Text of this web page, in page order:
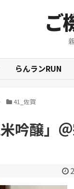
ご
らんランRUN
41_佐賀
吟醸」